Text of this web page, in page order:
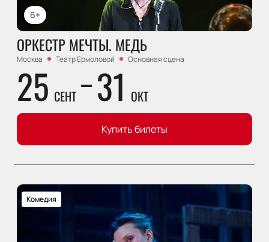
6+
ОРКЕСТР МЕЧТЫ. МЕДЬ
Москва Театр Ермоловой Основная сцена
25 СЕНТ 31 ОКТ
Купить билеты
Комедия